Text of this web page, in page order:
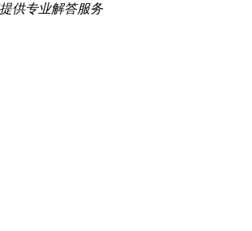
供专业解答服务